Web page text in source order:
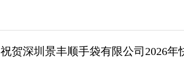
祝贺深圳景丰顺手袋有限公司2026年